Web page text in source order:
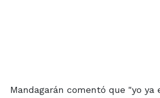
Mandagarán comentó que "yo ya